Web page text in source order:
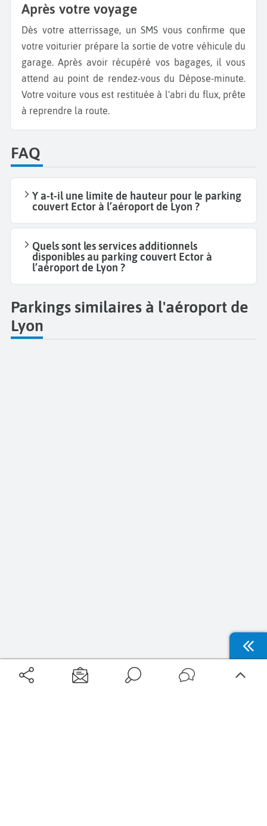
Après votre voyage
Dès votre atterrissage, un SMS vous confirme que
votre voiturier prépare la sortie de votre véhicule du
garage. Après avoir récupéré vos bagages, il vous
attend au point de rendez-vous du Dépose-minute.
Votre voiture vous est restituée à l'abri du flux, prête
à reprendre la route.
FAQ
Y a-t-il une limite de hauteur pour le parking
couvert Ector à l’aéroport de Lyon ?
Quels sont les services additionnels
disponibles au parking couvert Ector à
l’aéroport de Lyon ?
Parkings similaires à l'aéroport de
Lyon